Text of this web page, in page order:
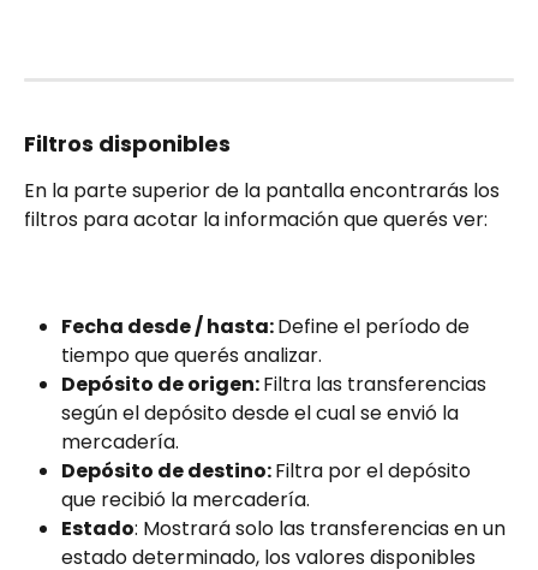
Filtros disponibles
En la parte superior de la pantalla encontrarás los
filtros para acotar la información que querés ver:
Fecha desde / hasta: Define el período de
tiempo que querés analizar.
Depósito de origen: Filtra las transferencias
según el depósito desde el cual se envió la
mercadería.
Depósito de destino: Filtra por el depósito
que recibió la mercadería.
Estado: Mostrará solo las transferencias en un
estado determinado, los valores disponibles